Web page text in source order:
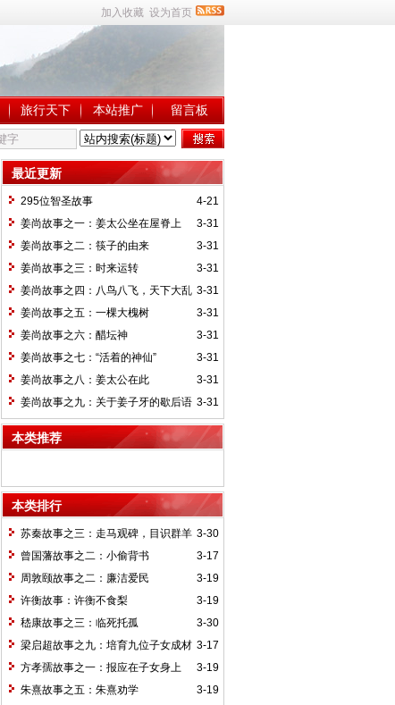
加入收藏 设为首页
旅行天下 本站推广 留言板
最近更新
4-21
295位智圣故事
3-31
姜尚故事之一：姜太公坐在屋脊上
3-31
姜尚故事之二：筷子的由来
3-31
姜尚故事之三：时来运转
3-31
姜尚故事之四：八鸟八飞，天下大乱
3-31
姜尚故事之五：一棵大槐树
3-31
姜尚故事之六：醋坛神
3-31
姜尚故事之七：“活着的神仙”
3-31
姜尚故事之八：姜太公在此
3-31
姜尚故事之九：关于姜子牙的歇后语
本类推荐
本类排行
3-30
苏秦故事之三：走马观碑，目识群羊
3-17
曾国藩故事之二：小偷背书
3-19
周敦颐故事之二：廉洁爱民
3-19
许衡故事：许衡不食梨
3-30
嵇康故事之三：临死托孤
3-17
梁启超故事之九：培育九位子女成材
的神奇“小妾”——王桂荃
3-19
方孝孺故事之一：报应在子女身上
3-19
朱熹故事之五：朱熹劝学